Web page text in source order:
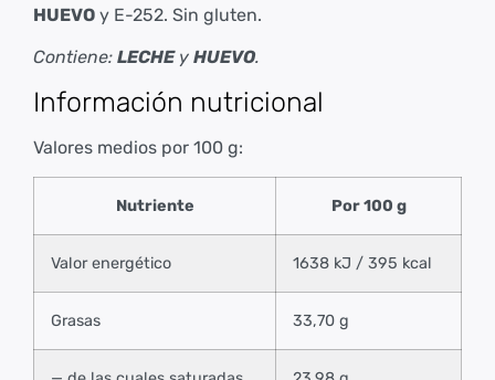
HUEVO y E-252. Sin gluten.
Contiene: LECHEy HUEVO.
Información nutricional
Valores medios por 100 g:
Nutriente Por 100 g
Valor energético 1638 kJ / 395 kcal
Grasas 33,70 g